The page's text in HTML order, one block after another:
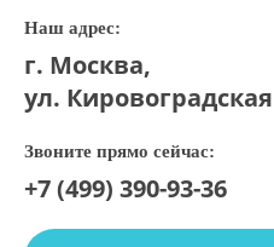
Наш адрес:
г. Москва,
ул.
Звоните прямо сейчас:
+7 (499) 390-93-36